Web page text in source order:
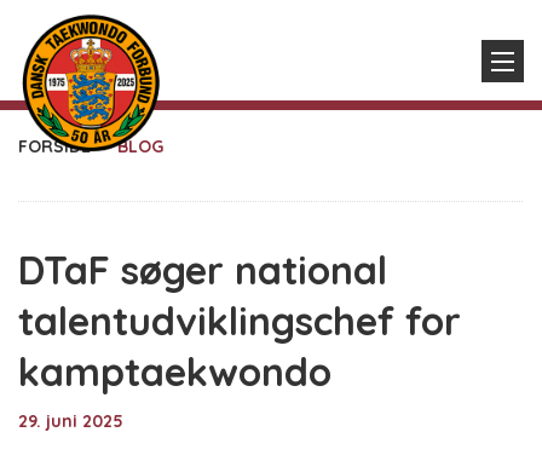
FORSIDE BLOG
DTaF søger national
talentudviklingschef for
kamptaekwondo
29. juni 2025